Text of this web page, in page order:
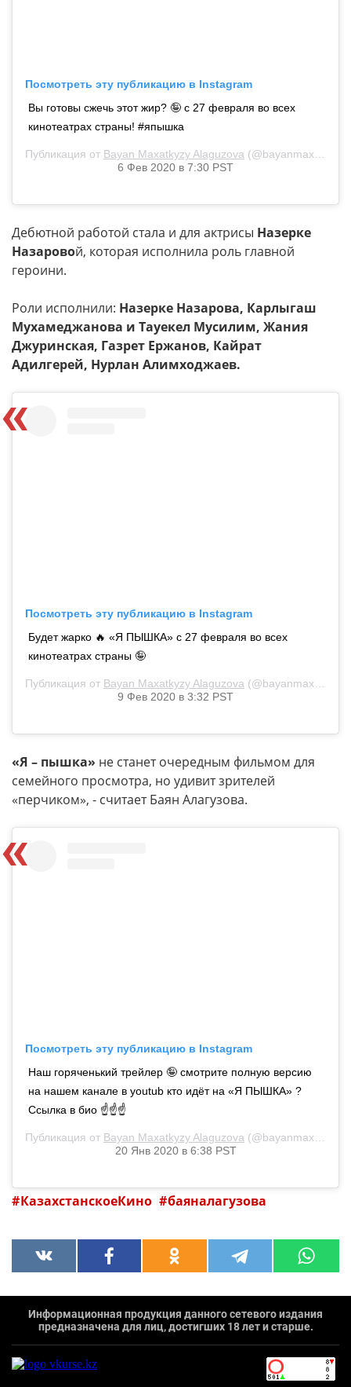
Посмотреть эту публикацию в Instagram
Вы готовы сжечь этот жир? 🤪 с 27 февраля во всех
кинотеатрах страны! #япышка
Публикация от Bayan Maxatkyzy Alaguzova (@bayanmaxatkyzy)
6 Фев 2020 в 7:30 PST
Дебютной работой стала и для актрисы Назерке
Назаровой, которая исполнила роль главной
героини.
Роли исполнили: Назерке Назарова, Карлыгаш
Мухамеджанова и Тауекел Мусилим, Жания
Джуринская, Газрет Ержанов, Кайрат
Адилгерей, Нурлан Алимходжаев.
Посмотреть эту публикацию в Instagram
Будет жарко 🔥 «Я ПЫШКА» с 27 февраля во всех
кинотеатрах страны 🤪
Публикация от Bayan Maxatkyzy Alaguzova (@bayanmaxatkyzy)
9 Фев 2020 в 3:32 PST
«Я – пышка» не станет очередным фильмом для
семейного просмотра, но удивит зрителей
«перчиком», - считает Баян Алагузова.
Посмотреть эту публикацию в Instagram
Наш горяченький трейлер 🤪 смотрите полную версию
на нашем канале в youtub кто идёт на «Я ПЫШКА» ?
Ссылка в био ☝️☝️☝️
Публикация от Bayan Maxatkyzy Alaguzova (@bayanmaxatkyzy)
20 Янв 2020 в 6:38 PST
КазахстанскоеКино баяналагузова
Информационная продукция данного сетевого издания
предназначена для лиц, достигших 18 лет и старше.